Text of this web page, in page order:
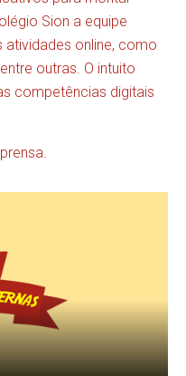
Sion a equipe
atividades online, como
outras. O intuito
competências digitais